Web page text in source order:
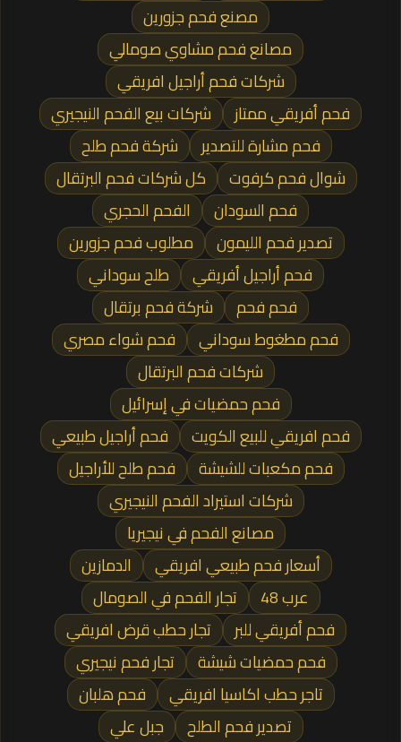
مصنع فحم جزورين
مصانع فحم مشاوي صومالي
شركات فحم أراجيل افريقي
فحم أفريقي ممتاز
شركات بيع الفحم النيجيري
فحم مشارة للتصدير
شركة فحم طلح
شوال فحم كرفوت
كل شركات فحم البرتقال
فحم السودان
الفحم الحجري
تصدير فحم الليمون
مطلوب فحم جزورين
فحم أراجيل أفريقي
طلح سوداني
فحم فحم
شركة فحم برتقال
فحم مطغوط سوداني
فحم شواء مصري
شركات فحم البرتقال
فحم حمضيات في إسرائيل
فحم افريقي للبيع الكويت
فحم أراجيل طبيعي
فحم مكعبات للشيشة
فحم طلح للأراجيل
شركات استيراد الفحم النيجيري
مصانع الفحم في نيجيريا
أسعار فحم طبيعي افريقي
الدمازين
عرب 48
تجار الفحم في الصومال
فحم أفريقي للبر
تجار حطب قرض افريقي
فحم حمضيات شيشة
تجار فحم نيجيري
تاجر حطب اكاسيا افريقي
فحم هلبان
تصدير فحم الطلح
جبل علي